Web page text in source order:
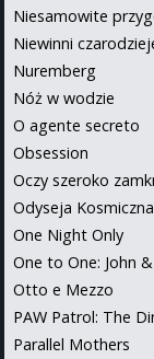
Niesamowite
Niewinni
Nuremberg
Nóż w wodzie
O agente secreto
Obsession
Oczy szeroko
Odyseja
One Night Only
One to One: John
Otto e Mezzo
PAW Patrol: The
Parallel Mothers